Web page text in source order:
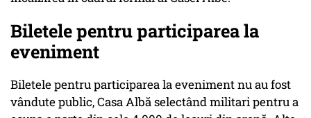
Biletele pentru participarea la
eveniment
Biletele pentru participarea la eveniment nu au fost
vândute public, Casa Albă selectând militari pentru a